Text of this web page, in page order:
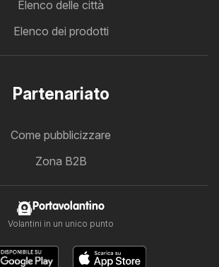
Elenco delle città
Elenco dei prodotti
Partenariato
Come pubblicizzare
Zona B2B
Portavolantino
Volantini in un unico punto